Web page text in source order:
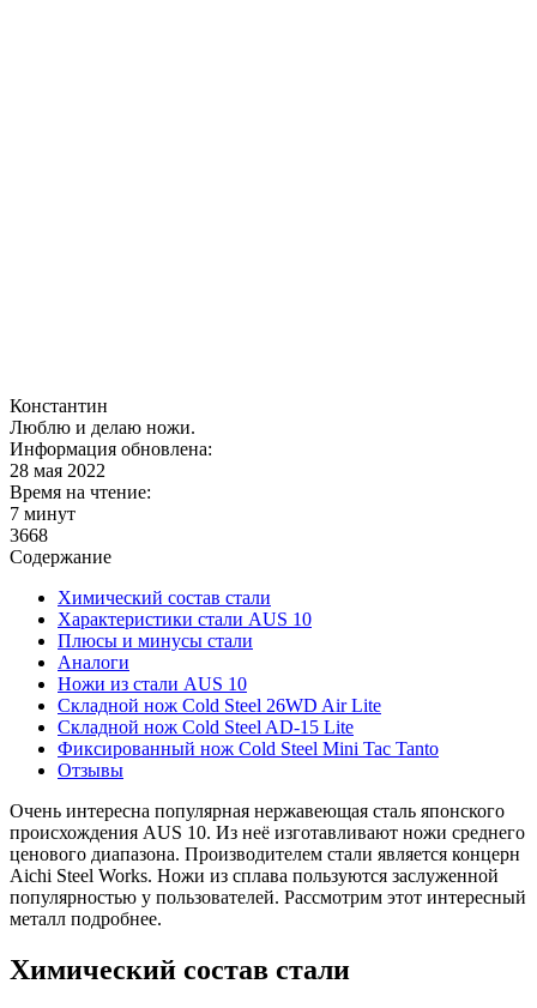
Константин
Люблю и делаю ножи.
Информация обновлена:
28 мая 2022
Время на чтение:
7 минут
3668
Содержание
Химический состав стали
Характеристики стали AUS 10
Плюсы и минусы стали
Аналоги
Ножи из стали AUS 10
Складной нож Cold Steel 26WD Air Lite
Складной нож Cold Steel AD-15 Lite
Фиксированный нож Cold Steel Mini Tac Tanto
Отзывы
Очень интересна популярная нержавеющая сталь японского
происхождения AUS 10. Из неё изготавливают ножи среднего
ценового диапазона. Производителем стали является концерн
Aichi Steel Works. Ножи из сплава пользуются заслуженной
популярностью у пользователей. Рассмотрим этот интересный
металл подробнее.
Химический состав стали